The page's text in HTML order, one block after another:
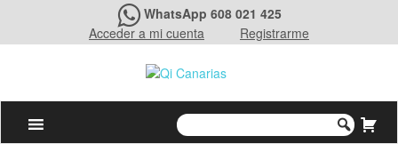
WhatsApp 608 021 425
Acceder a mi cuenta
Registrarme